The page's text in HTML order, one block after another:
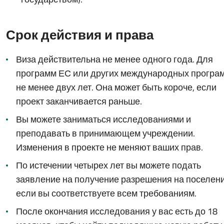
Срок действия и права
Виза действительна не менее одного года. Для
программ ЕС или других международных
не менее двух лет. Она может быть короче, если
проект заканчивается раньше.
Вы можете заниматься исследованиями и
преподавать в принимающем учреждении.
Изменения в проекте не меняют ваших прав.
По истечении четырех лет вы можете подать
заявление на получение разрешения на
если вы соответствуете всем требованиям.
После окончания исследования у вас есть до 18